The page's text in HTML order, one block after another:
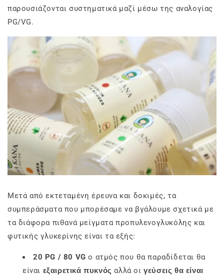
παρουσιάζονται συστηματικά μαζί μέσω της αναλογίας
PG/VG.
Μετά από εκτεταμένη έρευνα και δοκιμές, τα
συμπεράσματα που μπορέσαμε να βγάλουμε σχετικά με
τα διάφορα πιθανά μείγματα προπυλενογλυκόλης και
φυτικής γλυκερίνης είναι τα εξής:
20 PG / 80 VG ο ατμός που θα παραδίδεται θα
είναι εξαιρετικά πυκνός αλλά οιγεύσεις θα είναι